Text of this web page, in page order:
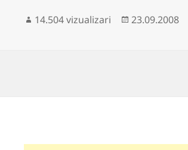
14.504 vizualizari
Publicat
23.09.2008